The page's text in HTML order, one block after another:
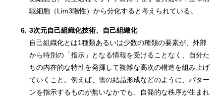
駆細胞（Lim3陽性）から分化すると考えられている。
6. 3次元自己組織化技術、自己組織化
自己組織化とは1種類あるいは少数の種類の要素が、外部
から特別の「指示」となる情報を受けることなく、自分た
ちの内在的な特性を発揮して複雑な高次の構造を組み上げ
ていくこと。例えば、雪の結晶形成などのように、パター
ンを指示するものが無いなかでも、自発的な秩序が生まれ